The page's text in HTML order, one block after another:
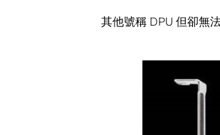
其他號稱 DPU 但卻無